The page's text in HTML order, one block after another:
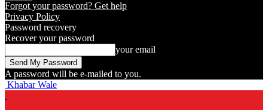
Forgot your password? Get help
Privacy Policy
Password recovery
Recover your password
your email
A password will be e-mailed to you.
Khabar Wale